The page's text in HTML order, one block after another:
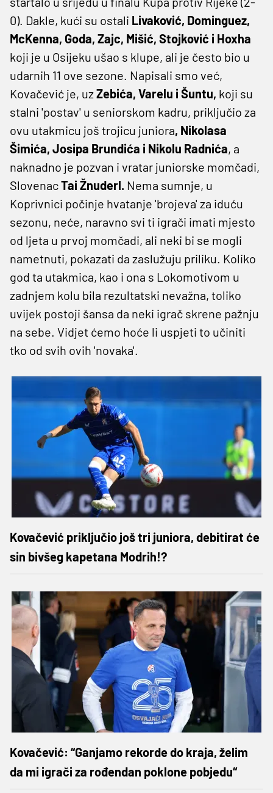
0). Dakle, kući su ostali Livaković, Dominguez,
McKenna, Goda, Zajc, Mišić, Stojković i Hoxha
koji je u Osijeku ušao s klupe, ali je često bio u
udarnih 11 ove sezone. Napisali smo već,
Kovačević je, uzZebića, Varelu i Šuntu, koji su
stalni 'postav' u seniorskom kadru, priključio za
ovu utakmicu još trojicu juniora, Nikolasa
Šimića, Josipa Brundića i Nikolu Radnića, a
naknadno je pozvan i vratar juniorske momčadi,
SlovenacTai Žnuderl. Nema sumnje, u
Koprivnici počinje hvatanje 'brojeva' za iduću
sezonu, neće, naravno svi ti igrači imati mjesto
od ljeta u prvoj momčadi, ali neki bi se mogli
nametnuti, pokazati da zaslužuju priliku. Koliko
god ta utakmica, kao i ona s Lokomotivom u
zadnjem kolu bila rezultatski nevažna, toliko
uvijek postoji šansa da neki igrač skrene pažnju
na sebe. Vidjet ćemo hoće li uspjeti to učiniti
tko od svih ovih 'novaka'.
Kovačević priključio još tri juniora, debitirat će
sin bivšeg kapetana Modrih!?
Kovačević: “Ganjamo rekorde do kraja, želim
da mi igrači za rođendan poklone pobjedu“